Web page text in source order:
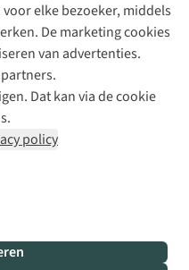
elke bezoeker, middels
De marketing cookies
van advertenties.
Dat kan via de cookie
policy
Bever